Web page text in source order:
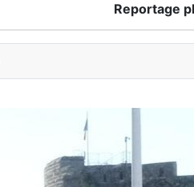
Reportage